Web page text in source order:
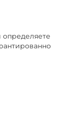
определяете